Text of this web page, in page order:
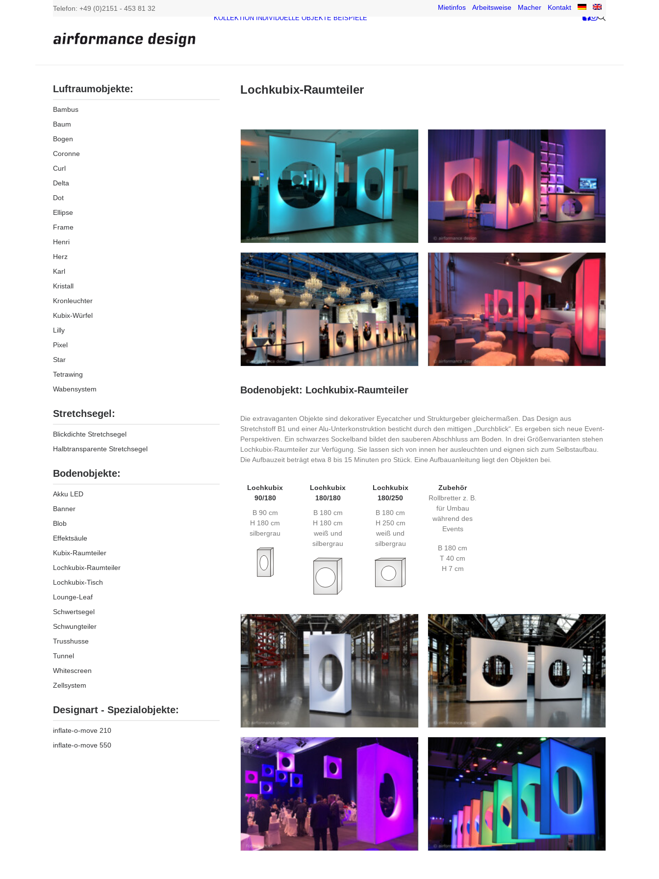
Telefon: +49 (0)2151 - 453 81 32 Mietinfos Arbeitsweise Macher Kontakt
KOLLEKTION INDIVIDUELLE OBJEKTE BEISPIELE
Lochkubix-Raumteiler
Bodenobjekt: Lochkubix-Raumteiler
Die extravaganten Objekte sind dekorativer Eyecatcher und Strukturgeber gleichermaßen. Das Design aus
Stretchstoff B1 und einer Alu-Unterkonstruktion besticht durch den mittigen „Durchblick“. Es ergeben sich neue Event-
Perspektiven. Ein schwarzes Sockelband bildet den sauberen Abschhluss am Boden. In drei Größenvarianten stehen
Lochkubix-Raumteiler zur Verfügung. Sie lassen sich von innen her ausleuchten und eignen sich zum Selbstaufbau.
Die Aufbauzeit beträgt etwa 8 bis 15 Minuten pro Stück. Eine Aufbauanleitung liegt den Objekten bei.
Lochkubix
90/180
B 90 cm
H 180 cm
silbergrau
Lochkubix
180/180
B 180 cm
H 180 cm
weiß und
silbergrau
Lochkubix
180/250
B 180 cm
H 250 cm
weiß und
silbergrau
Zubehör
Rollbretter z. B.
für Umbau
während des
Events
B 180 cm
T 40 cm
H 7 cm
Luftraumobjekte:
Bambus
Baum
Bogen
Coronne
Curl
Delta
Dot
Ellipse
Frame
Henri
Herz
Karl
Kristall
Kronleuchter
Kubix-Würfel
Lilly
Pixel
Star
Tetrawing
Wabensystem
Stretchsegel:
Blickdichte Stretchsegel
Halbtransparente Stretchsegel
Bodenobjekte:
Akku LED
Banner
Blob
Effektsäule
Kubix-Raumteiler
Lochkubix-Raumteiler
Lochkubix-Tisch
Lounge-Leaf
Schwertsegel
Schwungteiler
Trusshusse
Tunnel
Whitescreen
Zellsystem
Designart - Spezialobjekte:
inflate-o-move 210
inflate-o-move 550